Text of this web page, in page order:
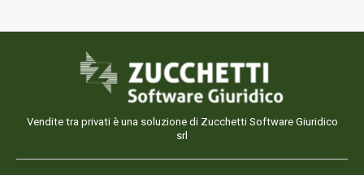
Vendite tra privati è una soluzione di Zucchetti Software Giuridico
srl